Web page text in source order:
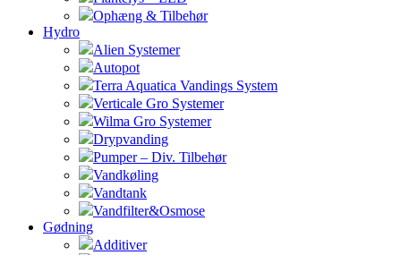
Ophæng & Tilbehør
Hydro
Alien Systemer
Autopot
Terra Aquatica Vandings System
Verticale Gro Systemer
Wilma Gro Systemer
Drypvanding
Pumper – Div. Tilbehør
Vandkøling
Vandtank
Vandfilter&Osmose
Gødning
Additiver